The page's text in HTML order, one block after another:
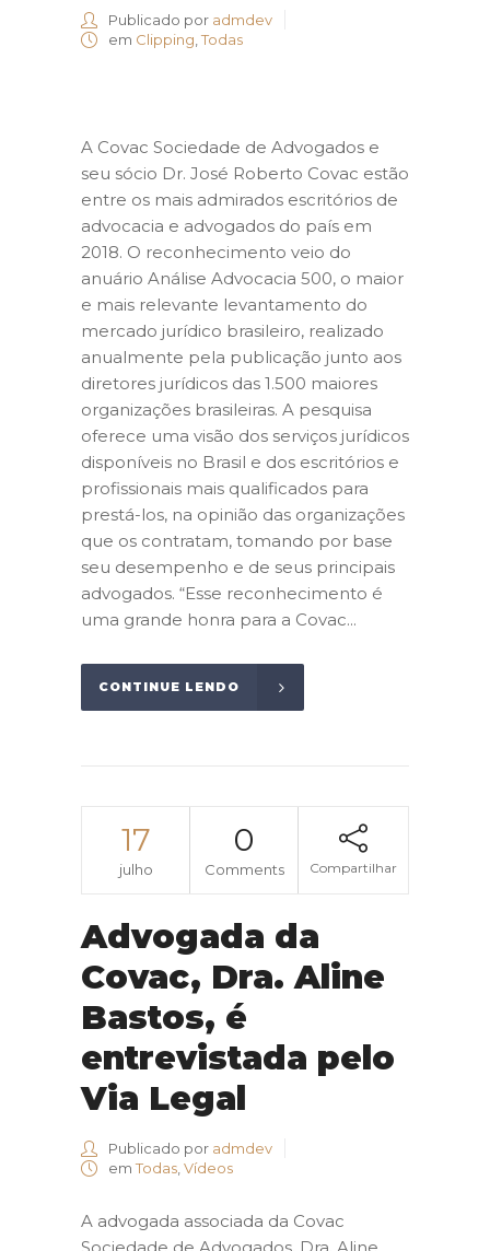
Publicado por admdev
em Clipping Todas
A Covac Sociedade de Advogados e
seu sócio Dr. José Roberto Covac estão
entre os mais admirados escritórios de
advocacia e advogados do país em
2018. O reconhecimento veio do
anuário Análise Advocacia 500, o maior
e mais relevante levantamento do
mercado jurídico brasileiro, realizado
anualmente pela publicação junto aos
diretores jurídicos das 1.500 maiores
organizações brasileiras. A pesquisa
oferece uma visão dos serviços jurídicos
disponíveis no Brasil e dos escritórios e
profissionais mais qualificados para
prestá-los, na opinião das organizações
que os contratam, tomando por base
seu desempenho e de seus principais
advogados. “Esse reconhecimento é
uma grande honra para a Covac...
CONTINUE LENDO
17
julho
0
Comments Compartilhar
Advogada da
Covac, Dra. Aline
Bastos, é
entrevistada pelo
Via Legal
Publicado por admdev
em Todas Vídeos
A advogada associada da Covac